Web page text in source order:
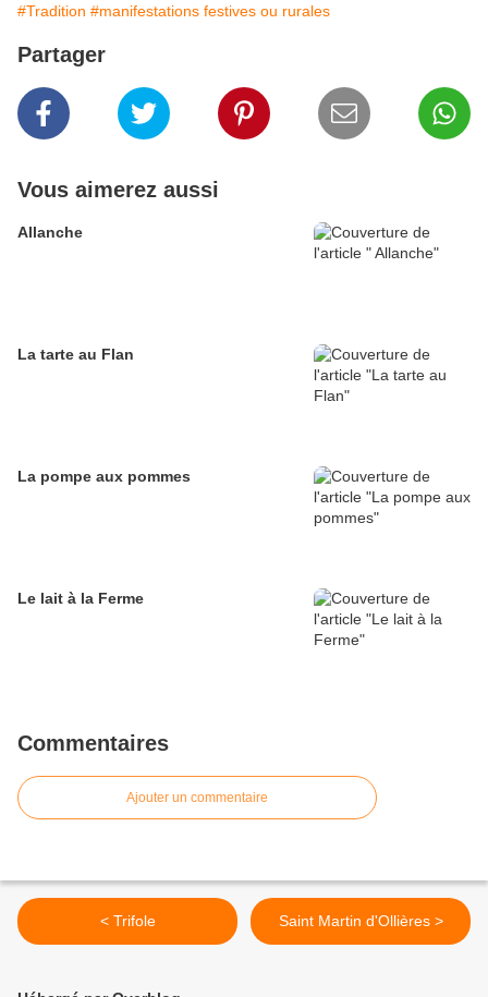
#Tradition #manifestations festives ou rurales
Partager
Vous aimerez aussi
Allanche
La tarte au Flan
La pompe aux pommes
Le lait à la Ferme
Commentaires
Ajouter un commentaire
< Trifole Saint Martin d'Ollières >